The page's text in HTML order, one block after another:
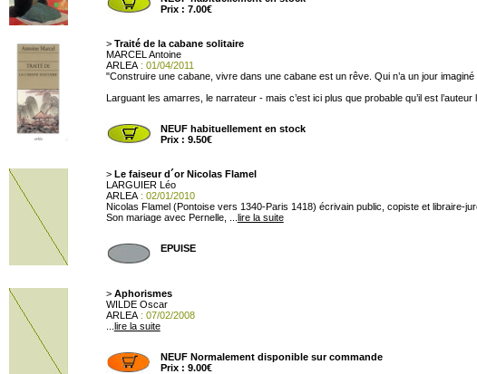
Prix : 7.00€
> Traité de la cabane solitaire
MARCEL Antoine
ARLEA: 01/04/2011
"Construire une cabane, vivre dans une cabane est un rêve. Qui n’a un jour
Larguant les amarres, le narrateur - mais c’est ici plus que probable qu’il est l’auteur
NEUF habituellement en stock
Prix : 9.50€
> Le faiseur d´or Nicolas Flamel
LARGUIER Léo
ARLEA: 02/01/2010
Nicolas Flamel (Pontoise vers 1340-Paris 1418) écrivain public, copiste et libraire-
Son mariage avec Pernelle, ... lire la suite
EPUISE
> Aphorismes
WILDE Oscar
ARLEA: 07/02/2008
lire la suite
NEUF Normalement disponible sur commande
Prix : 9.00€